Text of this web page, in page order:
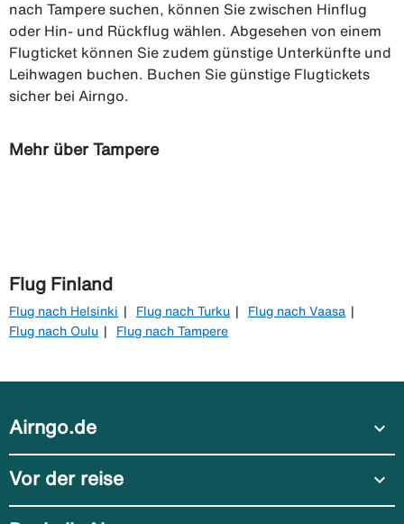
nach Tampere suchen, können Sie zwischen Hinflug
oder Hin- und Rückflug wählen. Abgesehen von einem
Flugticket können Sie zudem günstige Unterkünfte und
Leihwagen buchen. Buchen Sie günstige Flugtickets
sicher bei Airngo.
Mehr über Tampere
Flug Finland
Flug nach Helsinki Flug nach Turku
Flug nach Vaasa
Flug nach Oulu
Flug nach Tampere
Airngo.de expand_more
Vor der reise expand_more